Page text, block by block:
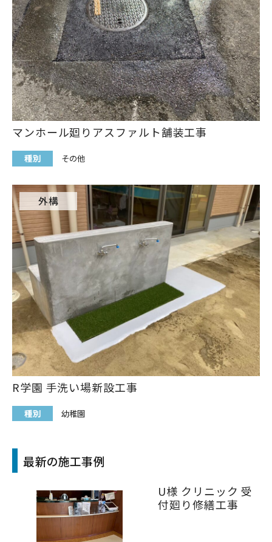
マンホール廻りアスファルト舗装工事
種別 その他
外構
R学園 手洗い場新設工事
種別 幼稚園
最新の施工事例
U様 クリニック 受
付廻り修繕工事